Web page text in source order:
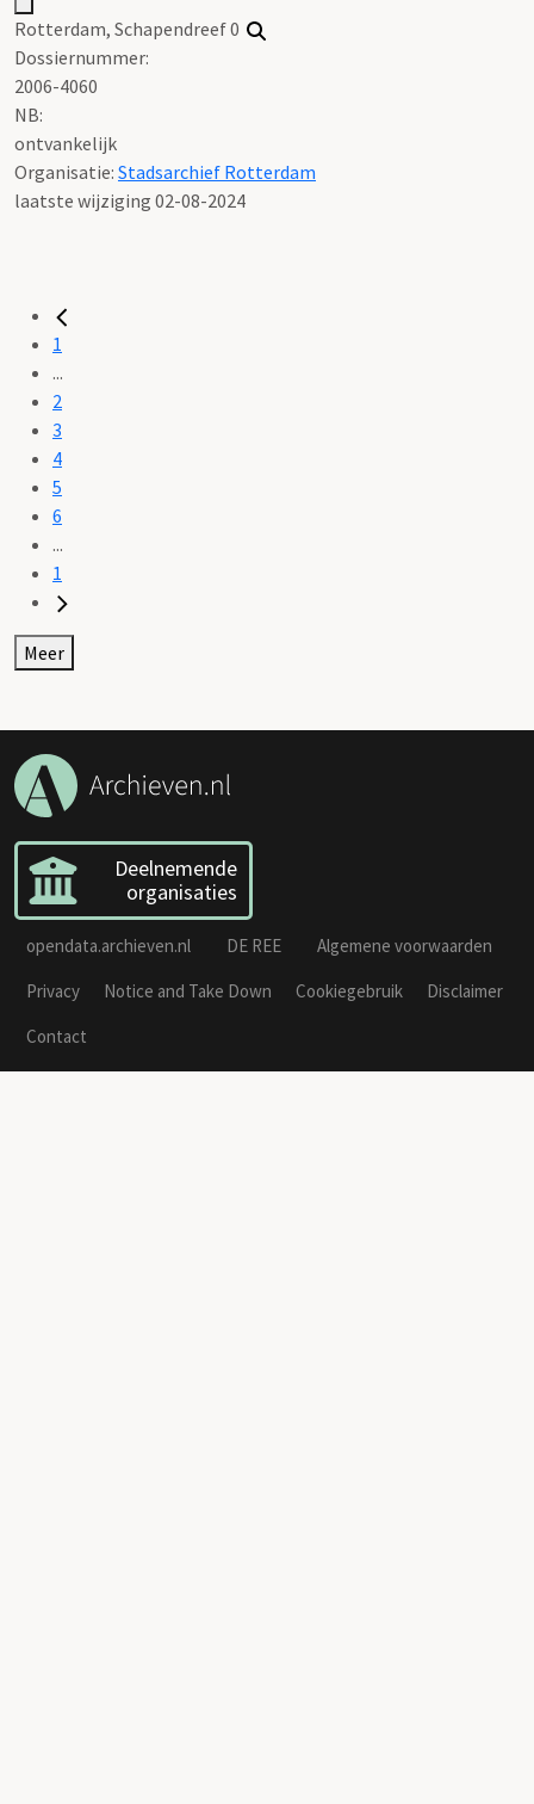
Rotterdam, Schapendreef 0
Dossiernummer:
2006-4060
NB:
ontvankelijk
Organisatie: Stadsarchief Rotterdam
laatste wijziging 02-08-2024
1
...
2
3
4
5
6
...
1
Meer
Deelnemende
organisaties
opendata.archieven.nl DE REE
Algemene voorwaarden
Privacy
Notice and Take Down Cookiegebruik
Disclaimer
Contact